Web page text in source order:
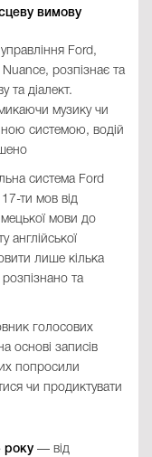
вимову
Ford,
розпізнає та
та діалект.
музику чи
системою, водій
система Ford
ти мов від
мови до
англійської
лише кілька
розпізнано та
голосових
основі записів
попросили
чи продиктувати
року — від